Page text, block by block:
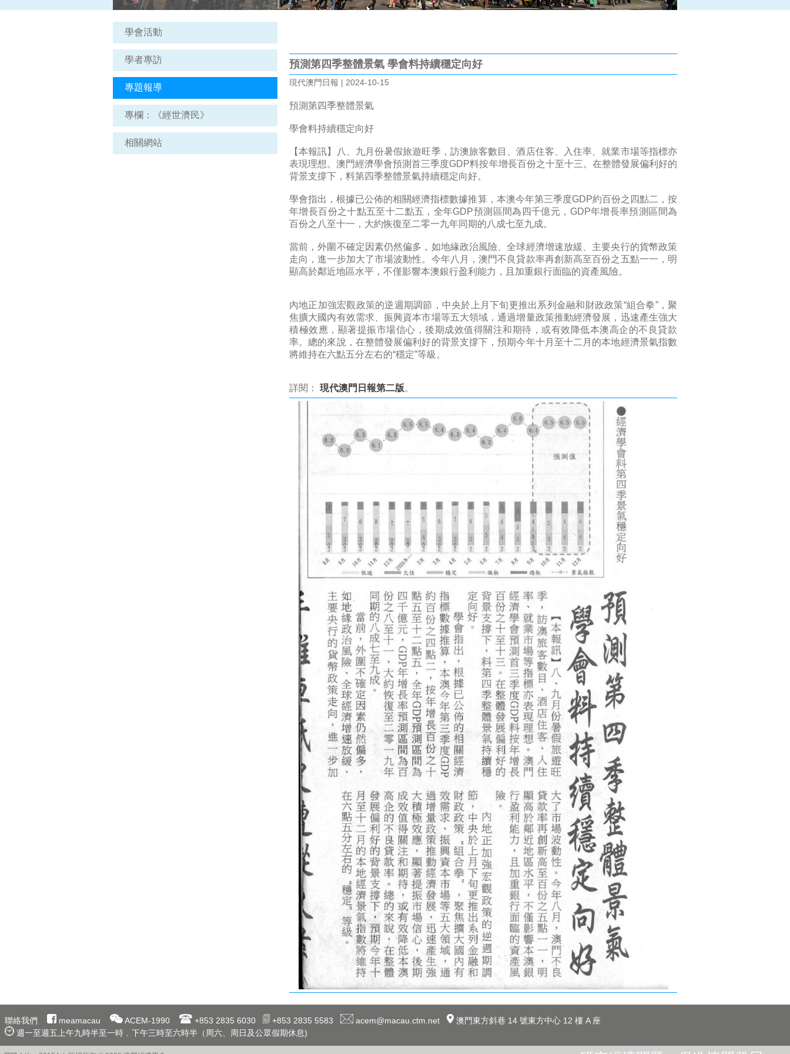
學會活動
學者專訪
專題報導
專欄：《經世濟民》
相關網站
預測第四季整體景氣 學會料持續穩定向好
現代澳門日報 | 2024-10-15
預測第四季整體景氣
學會料持續穩定向好
【本報訊】八、九月份暑假旅遊旺季，訪澳旅客數目、酒店住客、入住率、就業市場等指標亦
表現理想。澳門經濟學會預測首三季度GDP料按年增長百份之十至十三。在整體發展偏利好的
背景支撐下，料第四季整體景氣持續穩定向好。
學會指出，根據已公佈的相關經濟指標數據推算，本澳今年第三季度GDP約百份之四點二，按
年增長百份之十點五至十二點五，全年GDP預測區間為四千億元，GDP年增長率預測區間為
百份之八至十一，大約恢復至二零一九年同期的八成七至九成。
當前，外圍不確定因素仍然偏多，如地緣政治風險、全球經濟增速放緩、主要央行的貨幣政策
走向，進一步加大了市場波動性。今年八月，澳門不良貸款率再創新高至百份之五點一一，明
顯高於鄰近地區水平，不僅影響本澳銀行盈利能力，且加重銀行面臨的資產風險。
內地正加強宏觀政策的逆週期調節，中央於上月下旬更推出系列金融和財政政策“組合拳”，聚
焦擴大國內有效需求、振興資本市場等五大領域，通過增量政策推動經濟發展，迅速產生強大
積極效應，顯著提振市場信心，後期成效值得關注和期待，或有效降低本澳高企的不良貸款
率。總的來說，在整體發展偏利好的背景支撐下，預期今年十月至十二月的本地經濟景氣指數
將維持在六點五分左右的“穩定”等級。
詳閱： 現代澳門日報第二版。
聯絡我們 meamacau ACEM-1990 +853 2835 6030 +853 2835 5583 acem@macau.ctm.net
澳門東方斜巷 14 號東方中心 12 樓 A 座
週一至週五上午九時半至一時﹐下午三時至六時半（周六、周日及公眾假期休息)